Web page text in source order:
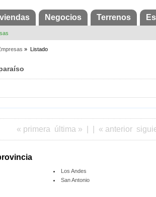
Negocios Terrenos
» Listado
« primera última » « anterior
Los Andes
San Antonio